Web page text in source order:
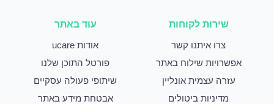
שירות לקוחות
צרו איתנו קשר
אפשרויות שילוח באתר
עזרה עצמית אונליין
מדיניות ביטולים
עוד באתר
אודות ucare
פורטל התוכן שלנו
שיתופי פעולה עסקיים
אבטחת מידע באתר